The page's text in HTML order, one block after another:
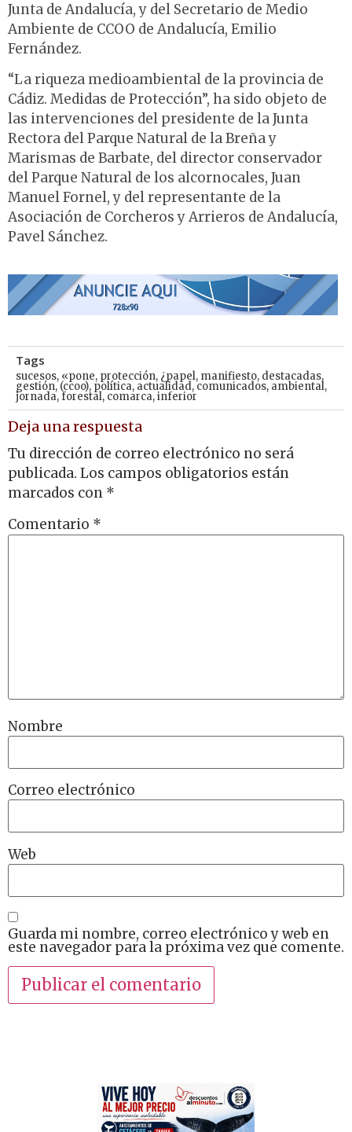
Junta de Andalucía, y del Secretario de Medio
Ambiente de CCOO de Andalucía, Emilio
Fernández.
“La riqueza medioambiental de la provincia de
Cádiz. Medidas de Protección”, ha sido objeto de
las intervenciones del presidente de la Junta
Rectora del Parque Natural de la Breña y
Marismas de Barbate, del director conservador
del Parque Natural de los alcornocales, Juan
Manuel Fornel, y del representante de la
Asociación de Corcheros y Arrieros de Andalucía,
Pavel Sánchez.
Tags
sucesos, «pone, protección, ¿papel, manifiesto, destacadas,
gestión,(ccoo), política, actualidad,comunicados, ambiental,
jornada,forestal, comarca,inferior
Deja una respuesta
Tu dirección de correo electrónico no será
publicada. Los campos obligatorios están
marcados con *
Comentario *
Nombre
Correo electrónico
Web
Guarda mi nombre, correo electrónico y web en
este navegador para la próxima vez que comente.